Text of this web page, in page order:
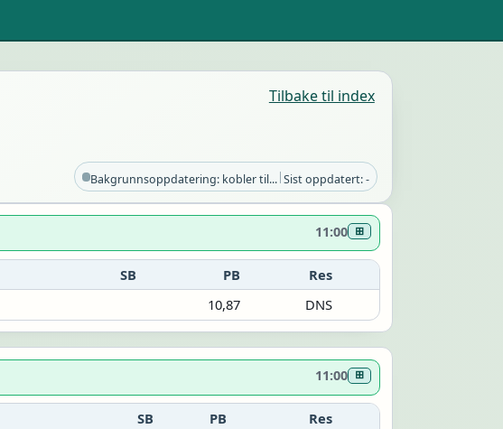
Tilbake til index
Bakgrunnsoppdatering: kobler til...|Sist oppdatert: -
11:00 ⊞
SB PB
Res
10,87 DNS
11:00 ⊞
SB PB
Res